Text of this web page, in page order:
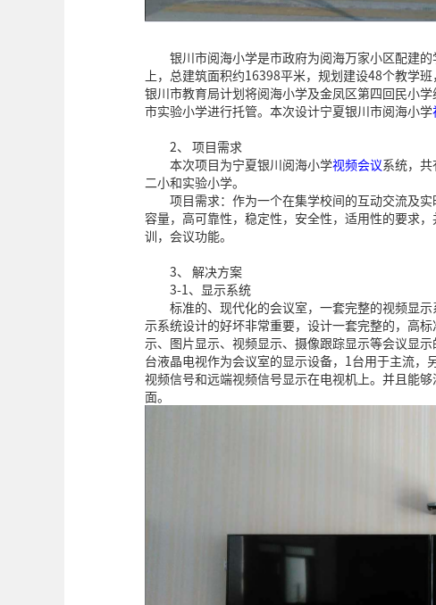
银川市阅海小学是市政府为阅海万家小区配建
上，总建筑面积约16398平米，规划建设48个教学
银川市教育局计划将阅海小学及金凤区第四回民小
市实验小学进行托管。本次设计宁夏银川市阅海小学
2、 项目需求
本次项目为宁夏银川阅海小学视频会议系统，
二小和实验小学。
项目需求：作为一个在集学校间的互动交流及
容量，高可靠性，稳定性，安全性，适用性的要求
训，会议功能。
3、 解决方案
3-1、显示系统
标准的、现代化的会议室，一套完整的视频显
示系统设计的好坏非常重要，设计一套完整的，高
示、图片显示、视频显示、摄像跟踪显示等会议显
台液晶电视作为会议室的显示设备，1台用于主流，
视频信号和远端视频信号显示在电视机上。并且能
面。